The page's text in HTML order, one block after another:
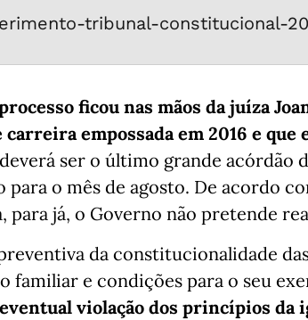
tribunal-constitucional-
ficou nas mãos da juíza
carreira empossada em 2016 e que
ser o último grande acórdão
para o mês de agosto. De acordo
para já, o Governo não pretende
da constitucionalidade
familiar e condições para o seu
violação dos princípios da